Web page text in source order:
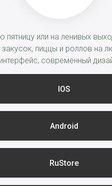
пятницу или на ленивых
закусок, пиццы и роллов на
современный
IOS
Android
RuStore